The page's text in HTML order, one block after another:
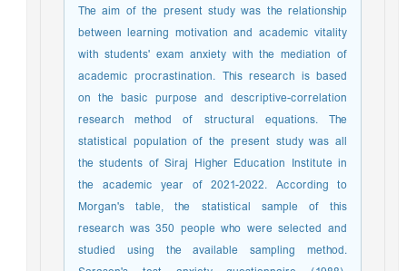
The aim of the present study was the relationship
between learning motivation and academic vitality
with students' exam anxiety with the mediation of
academic procrastination. This research is based
on the basic purpose and descriptive-correlation
research method of structural equations. The
statistical population of the present study was all
the students of Siraj Higher Education Institute in
the academic year of 2021-2022. According to
Morgan's table, the statistical sample of this
research was 350 people who were selected and
studied using the available sampling method.